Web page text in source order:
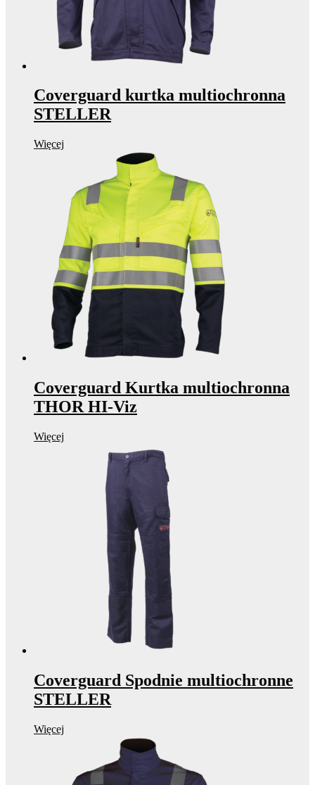
Coverguard kurtka multiochronna
STELLER
Więcej
Coverguard Kurtka multiochronna
THOR HI-Viz
Więcej
Coverguard Spodnie multiochronne
STELLER
Więcej